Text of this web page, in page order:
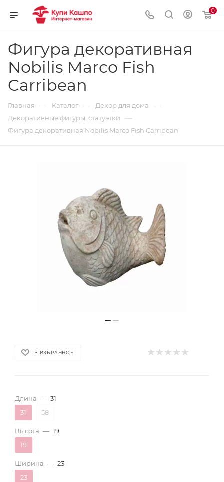
0
Фигура декоративная
Nobilis Marco Fish
Carribean
Главная — Каталог — Декор для дома —
Декоративные фигуры, статуэтки —
Фигура декоративная Nobilis Marco Fish Carribean
В ИЗБРАННОЕ
Длина — 31
31
58
Высота — 19
19
Ширина — 23
23